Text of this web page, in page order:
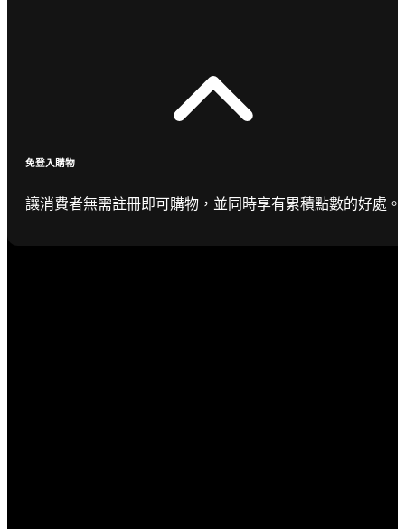
免登入購物
讓消費者無需註冊即可購物，並同時享有累積點數的好處。